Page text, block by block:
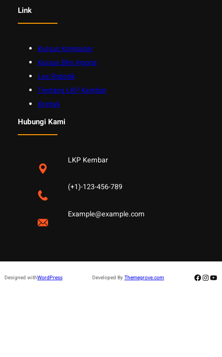
Link
Kursus Komputer
Kursus Bhs Inggris
Les Robotik
Tentang LKP Kembar
Kontak
Hubungi Kami
LKP Kembar
(+1)-123-456-789
Example@example.com
Designed withWordPress Developed By Themegrove.com